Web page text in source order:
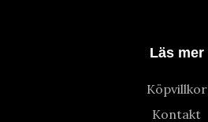
Läs mer
Köpvillkor
Kontakt